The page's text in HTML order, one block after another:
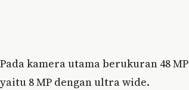
Pada kamera utama berukuran 48
yaitu 8 MP dengan ultra wide.